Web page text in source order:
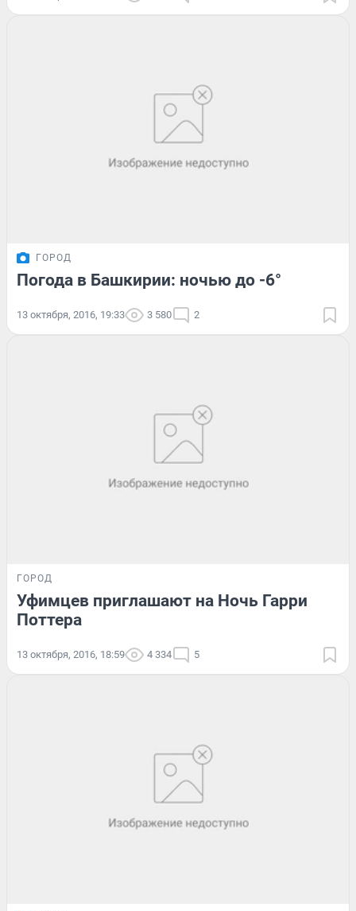
ГОРОД
Погода в Башкирии: ночью до -6°
13 октября, 2016, 19:33 3 580 2
ГОРОД
Уфимцев приглашают на Ночь Гарри
Поттера
13 октября, 2016, 18:59 4 334 5